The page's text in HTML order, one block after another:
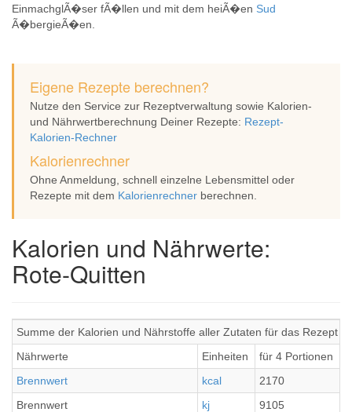
EinmachglÃ�ser fÃ�llen und mit dem heiÃ�en Sud
Ã�bergieÃ�en.
Eigene Rezepte berechnen?
Nutze den Service zur Rezeptverwaltung sowie Kalorien-
und Nährwertberechnung Deiner Rezepte: Rezept-
Kalorien-Rechner
Kalorienrechner
Ohne Anmeldung, schnell einzelne Lebensmittel oder
Rezepte mit dem Kalorienrechner berechnen.
Kalorien und Nährwerte:
Rote-Quitten
Summe der Kalorien und Nährstoffe aller Zutaten für das Rezept
Nährwerte
Einheiten für 4 Portionen
Brennwert
kcal 2170
Brennwert
kj 9105